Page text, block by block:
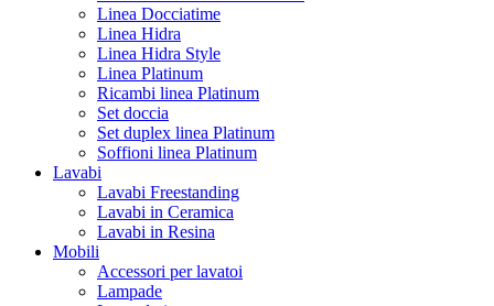
Linea Docciatime
Linea Hidra
Linea Hidra Style
Linea Platinum
Ricambi linea Platinum
Set doccia
Set duplex linea Platinum
Soffioni linea Platinum
Lavabi
Lavabi Freestanding
Lavabi in Ceramica
Lavabi in Resina
Mobili
Accessori per lavatoi
Lampade